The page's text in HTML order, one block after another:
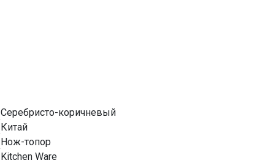
Серебристо-коричневый
Китай
Нож-топор
Kitchen Ware